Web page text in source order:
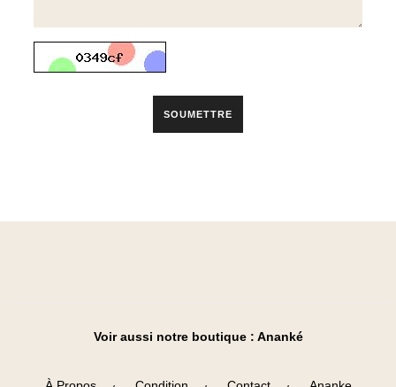
SOUMETTRE
Voir aussi notre boutique : Ananké